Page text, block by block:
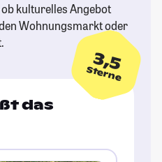
kulturelles Angebot
Wohnungsmarkt oder
3,5
Sterne
das